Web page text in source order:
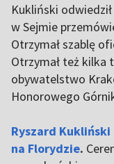
Kukliński
w Sejmie
Otrzymał szablę
Otrzymał też kilka
obywatelstwo
Honorowego
Ryszard
na Florydzie.